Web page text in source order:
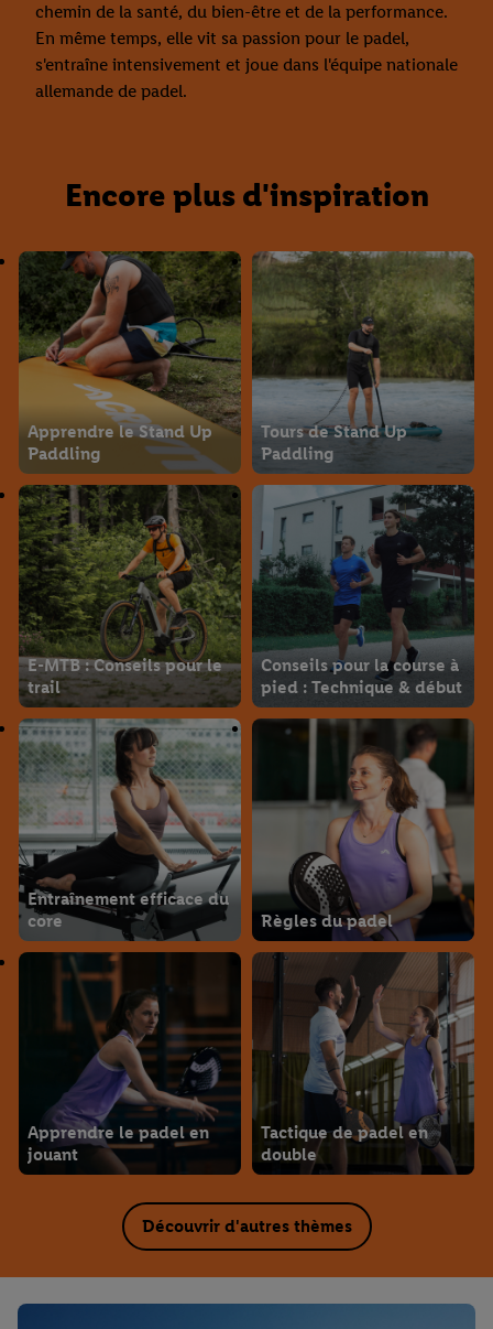
chemin de la santé, du bien-être et de la performance.
En même temps, elle vit sa passion pour le padel,
s'entraîne intensivement et joue dans l'équipe nationale
allemande de padel.
Encore plus d'inspiration
Apprendre le Stand Up
Paddling
Tours de Stand Up
Paddling
E-MTB : Conseils pour le
trail
Conseils pour la course à
pied : Technique & début
Entraînement efficace du
core
Règles du padel
Apprendre le padel en
jouant
Tactique de padel en
double
Découvrir d'autres thèmes